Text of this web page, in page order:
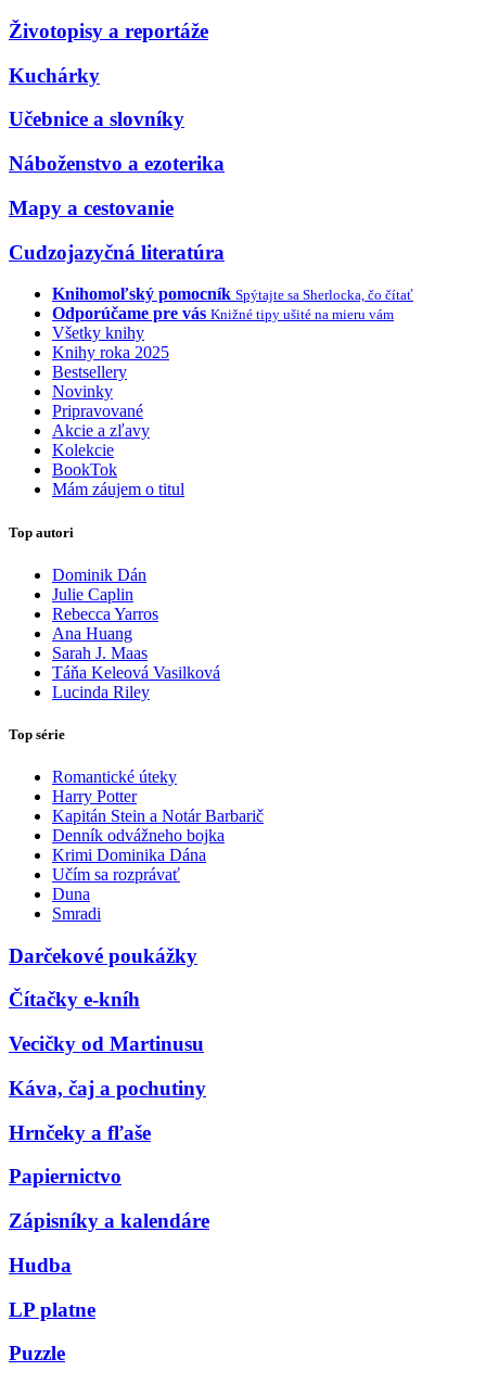
Životopisy a reportáže
Kuchárky
Učebnice a slovníky
Náboženstvo a ezoterika
Mapy a cestovanie
Cudzojazyčná literatúra
Knihomoľský pomocník Spýtajte sa Sherlocka, čo čítať
Odporúčame pre vás Knižné tipy ušité na mieru vám
Všetky knihy
Knihy roka 2025
Bestsellery
Novinky
Pripravované
Akcie a zľavy
Kolekcie
BookTok
Mám záujem o titul
Top autori
Dominik Dán
Julie Caplin
Rebecca Yarros
Ana Huang
Sarah J. Maas
Táňa Keleová Vasilková
Lucinda Riley
Top série
Romantické úteky
Harry Potter
Kapitán Stein a Notár Barbarič
Denník odvážneho bojka
Krimi Dominika Dána
Učím sa rozprávať
Duna
Smradi
Darčekové poukážky
Čítačky e-kníh
Vecičky od Martinusu
Káva, čaj a pochutiny
Hrnčeky a fľaše
Papiernictvo
Zápisníky a kalendáre
Hudba
LP platne
Puzzle